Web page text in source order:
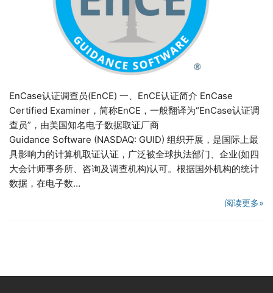
EnCase认证调查员(EnCE) 一、EnCE认证简介 EnCase
Certified Examiner，简称EnCE，一般翻译为“EnCase认证调
查员”，由美国知名电子数据取证厂商
Guidance Software (NASDAQ: GUID) 组织开展，是国际上最
具影响力的计算机取证认证，广泛被全球执法部门、企业(如四
大会计师事务所、咨询及调查机构)认可。根据国外机构的统计
数据，在电子数…
阅读更多»